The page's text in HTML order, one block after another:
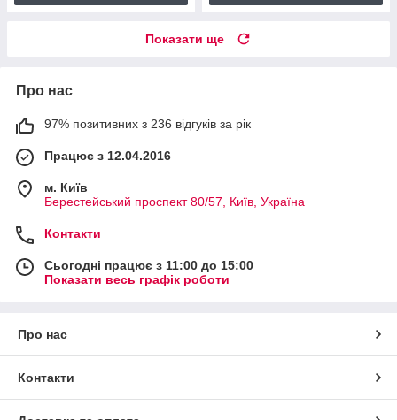
Показати ще
Про нас
97% позитивних з 236 відгуків за рік
Працює з 12.04.2016
м. Київ
Берестейський проспект 80/57, Київ, Україна
Контакти
Сьогодні працює з 11:00 до 15:00
Показати весь графік роботи
Про нас
Контакти